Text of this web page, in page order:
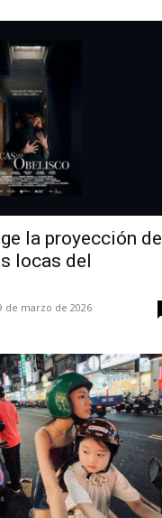
la proyección de
locas del
de marzo de 2026